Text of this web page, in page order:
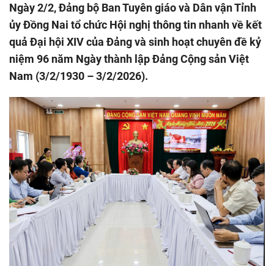
Ngày 2/2, Đảng bộ Ban Tuyên giáo và Dân vận Tỉnh
ủy Đồng Nai tổ chức Hội nghị thông tin nhanh về kết
quả Đại hội XIV của Đảng và sinh hoạt chuyên đề kỷ
niệm 96 năm Ngày thành lập Đảng Cộng sản Việt
Nam (3/2/1930 – 3/2/2026).